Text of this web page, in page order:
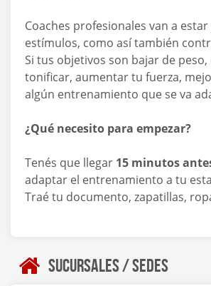
Coaches profesionales van a
estímulos, como así también
Si tus objetivos son bajar de
tonificar, aumentar tu fuerza,
algún entrenamiento que se va
¿Qué necesito para empezar?
Tenés que llegar 15 minutos
adaptar el entrenamiento a tu
Traé tu documento, zapatillas,
Sucursales / Sedes